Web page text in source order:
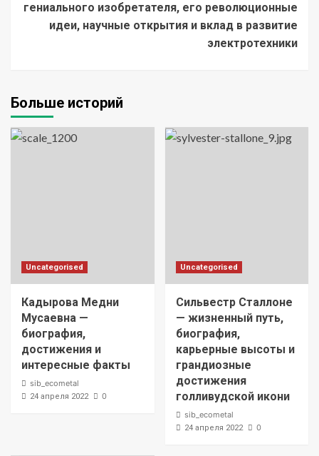
гениального изобретателя, его революционные
идеи, научные открытия и вклад в развитие
электротехники
Больше историй
Uncategorised
Кадырова Медни
Мусаевна —
биография,
достижения и
интересные факты
sib_ecometal
24 апреля 2022 0
Uncategorised
Сильвестр Сталлоне
— жизненный путь,
биография,
карьерные высоты и
грандиозные
достижения
голливудской икони
sib_ecometal
24 апреля 2022 0